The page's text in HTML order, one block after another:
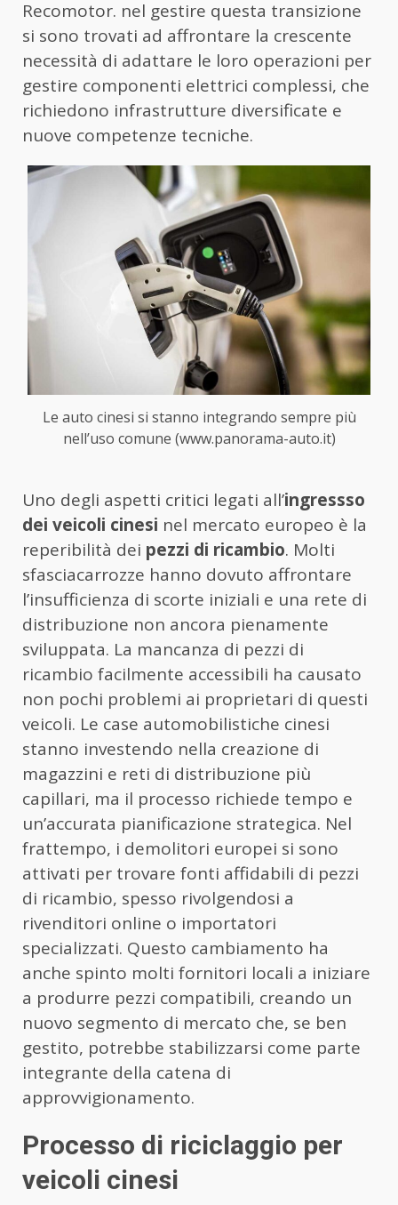
Recomotor. nel gestire questa transizione
si sono trovati ad affrontare la crescente
necessità di adattare le loro operazioni per
gestire componenti elettrici complessi, che
richiedono infrastrutture diversificate e
nuove competenze tecniche.
Le auto cinesi si stanno integrando sempre più
nell’uso comune (www.panorama-auto.it)
Uno degli aspetti critici legati all’ingressso
dei veicoli cinesi nel mercato europeo è la
reperibilità dei pezzi di ricambio. Molti
sfasciacarrozze hanno dovuto affrontare
l’insufficienza di scorte iniziali e una rete di
distribuzione non ancora pienamente
sviluppata. La mancanza di pezzi di
ricambio facilmente accessibili ha causato
non pochi problemi ai proprietari di questi
veicoli. Le case automobilistiche cinesi
stanno investendo nella creazione di
magazzini e reti di distribuzione più
capillari, ma il processo richiede tempo e
un’accurata pianificazione strategica. Nel
frattempo, i demolitori europei si sono
attivati per trovare fonti affidabili di pezzi
di ricambio, spesso rivolgendosi a
rivenditori online o importatori
specializzati. Questo cambiamento ha
anche spinto molti fornitori locali a iniziare
a produrre pezzi compatibili, creando un
nuovo segmento di mercato che, se ben
gestito, potrebbe stabilizzarsi come parte
integrante della catena di
approvvigionamento.
Processo di riciclaggio per
veicoli cinesi